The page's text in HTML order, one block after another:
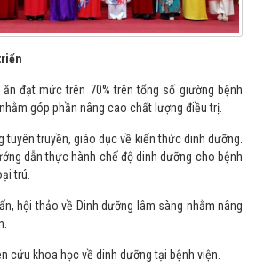
ăn đạt mức trên 70% trên tổng số giường bệnh
góp phần nâng cao chất lượng điều trị.
truyền, giáo dục về kiến thức dinh dưỡng.
dẫn thực hành chế độ dinh dưỡng cho bệnh
trú.
hội thảo về Dinh dưỡng lâm sàng nhằm nâng